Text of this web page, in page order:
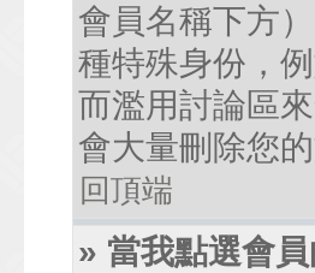
會員名稱下方
種特殊身份，
而濫用討論區
會大量刪除您
回頂端
» 當我點選會